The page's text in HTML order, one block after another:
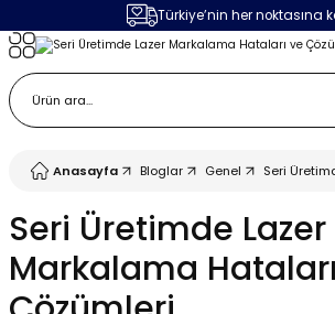
Türkiye’nin her noktasına
Anasayfa Bloglar Genel Seri
Seri Üretimde Lazer
Markalama
Geri Dön
Camı
Geri Dön
Geri Dön
Sistemleri
Geri Dön
Montaj Ekipmanı